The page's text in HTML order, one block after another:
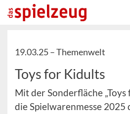
19.03.25 –Themenwelt
Toys for Kidults
Mit der Sonderfläche
die Spielwarenmesse 2025